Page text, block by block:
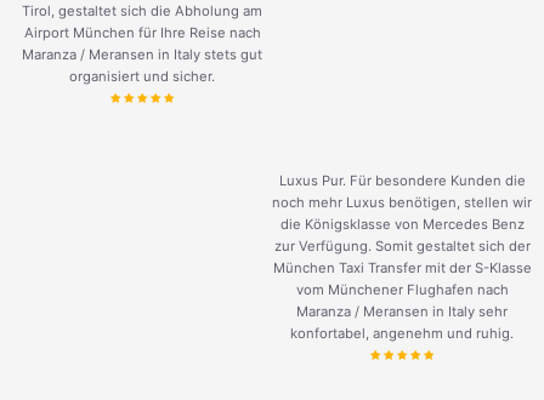
Tirol, gestaltet sich die Abholung am
Airport München für Ihre Reise nach
Maranza / Meransen in Italy stets gut
organisiert und sicher.
Luxus Pur. Für besondere Kunden die
noch mehr Luxus benötigen, stellen wir
die Königsklasse von Mercedes Benz
zur Verfügung. Somit gestaltet sich der
München Taxi Transfer mit der S-Klasse
vom Münchener Flughafen nach
Maranza / Meransen in Italy sehr
konfortabel, angenehm und ruhig.